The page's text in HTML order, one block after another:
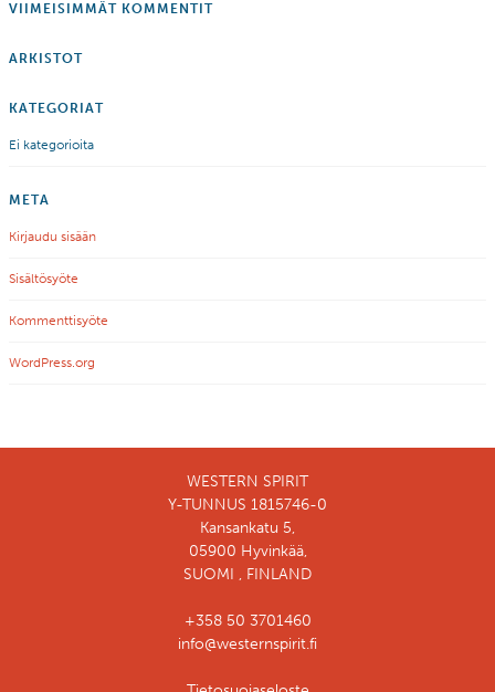
VIIMEISIMMÄT KOMMENTIT
ARKISTOT
KATEGORIAT
Ei kategorioita
META
Kirjaudu sisään
Sisältösyöte
Kommenttisyöte
WordPress.org
WESTERN SPIRIT
Y-TUNNUS 1815746-0
Kansankatu 5,
05900 Hyvinkää,
SUOMI , FINLAND
+358 50 3701460
info@westernspirit.fi